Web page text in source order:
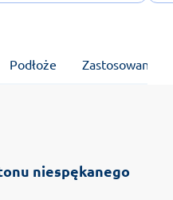
Podłoże Zastosowanie
niespękanego